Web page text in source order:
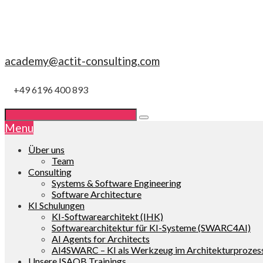
academy@actit-consulting.com
+49 6196 400 893
Menu
Über uns
Team
Consulting
Systems & Software Engineering
Software Architecture
KI Schulungen
KI-Softwarearchitekt (IHK)
Softwarearchitektur für KI-Systeme (SWARC4AI)
AI Agents for Architects
AI4SWARC – KI als Werkzeug im